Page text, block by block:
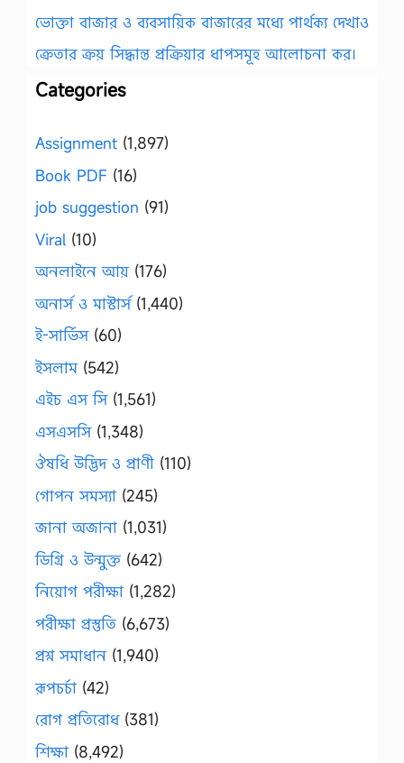
ভোক্তা বাজার ও ব্যবসায়িক বাজারের মধ্যে পার্থক্য দেখাও
ক্রেতার ক্রয় সিদ্ধান্ত প্রক্রিয়ার ধাপসমূহ আলোচনা কর।
Categories
Assignment (1,897)
Book PDF (16)
job suggestion (91)
Viral (10)
অনলাইনে আয় (176)
অনার্স ও মাস্টার্স(1,440)
ই-সার্ভিস(60)
ইসলাম(542)
এইচ এস সি(1,561)
এসএসসি(1,348)
ঔষধি উদ্ভিদ ও প্রাণী (110)
গোপন সমস্যা (245)
জানা অজানা (1,031)
ডিগ্রি ও উন্মুক্ত (642)
নিয়োগ পরীক্ষা (1,282)
পরীক্ষা প্রস্তুতি (6,673)
প্রশ্ন সমাধান (1,940)
রূপচর্চা (42)
রোগ প্রতিরোধ(381)
শিক্ষা (8,492)